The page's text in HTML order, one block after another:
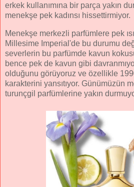
erkek kullanımına bir parça yakın
menekşe pek kadınsı hissettirmiyor.
Menekşe merkezli parfümlere pek
Millesime Imperial'de bu durumu
severlerin bu parfümde kavun
bence pek de kavun gibi
olduğunu görüyoruz ve özellikle
karakterini yansıtıyor. Günümüzün
turunçgil parfümlerine yakın